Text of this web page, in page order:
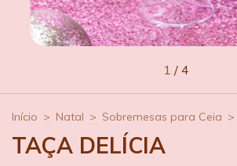
1 / 4
Início > Natal > Sobremesas para Ceia >
TAÇA DELÍCIA